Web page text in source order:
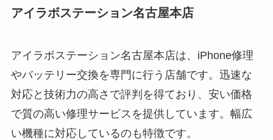
アイラボステーション名古屋本店
アイラボステーション名古屋本店は、iPhone修理
やバッテリー交換を専門に行う店舗です。迅速な
対応と技術力の高さで評判を得ており、安い価格
で質の高い修理サービスを提供しています。幅広
い機種に対応しているのも特徴です。